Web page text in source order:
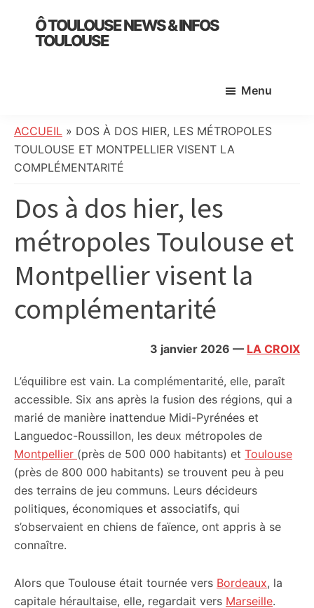
primary
Ô TOULOUSE NEWS & INFOS
TOULOUSE
:
info
locale,
culture,
politique,
météo,
divers
initiatives
Menu
ACCUEIL » DOS À DOS HIER, LES MÉTROPOLES
TOULOUSE ET MONTPELLIER VISENT LA
COMPLÉMENTARITÉ
Dos à dos hier, les
métropoles Toulouse et
Montpellier visent la
complémentarité
3 janvier 2026 — LA CROIX
L’équilibre est vain. La complémentarité, elle, paraît
accessible. Six ans après la fusion des régions, qui a
marié de manière inattendue Midi-Pyrénées et
Languedoc-Roussillon, les deux métropoles de
Montpellier (près de 500 000 habitants) et Toulouse
(près de 800 000 habitants) se trouvent peu à peu
des terrains de jeu communs. Leurs décideurs
politiques, économiques et associatifs, qui
s’observaient en chiens de faïence, ont appris à se
connaître.
Alors que Toulouse était tournée vers Bordeaux, la
capitale héraultaise, elle, regardait vers Marseille.